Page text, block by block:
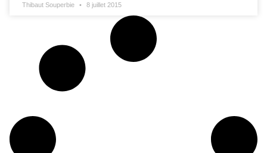
Thibaut Souperbie 8 juillet 2015